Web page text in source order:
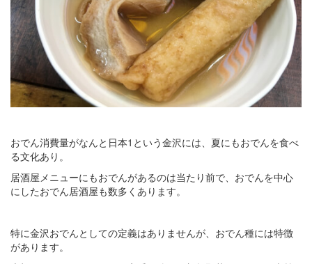
おでん消費量がなんと日本1という金沢には、夏にもおでんを食べ
る文化あり。
居酒屋メニューにもおでんがあるのは当たり前で、おでんを中心
にしたおでん居酒屋も数多くあります。
特に金沢おでんとしての定義はありませんが、おでん種には特徴
があります。